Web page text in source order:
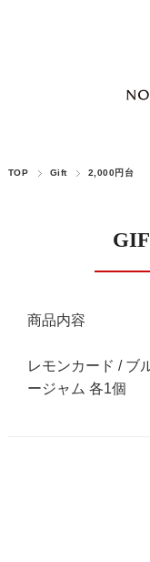
TOP Gift 2,000円台
商品内容
レモンカード / ブ
ージャム 各1個